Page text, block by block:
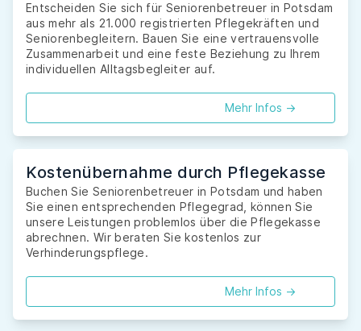
Entscheiden Sie sich für Seniorenbetreuer in Potsdam
aus mehr als 21.000 registrierten Pflegekräften und
Seniorenbegleitern. Bauen Sie eine vertrauensvolle
Zusammenarbeit und eine feste Beziehung zu Ihrem
individuellen Alltagsbegleiter auf.
Mehr Infos ->
Kostenübernahme durch Pflegekasse
Buchen Sie Seniorenbetreuer in Potsdam und haben
Sie einen entsprechenden Pflegegrad, können Sie
unsere Leistungen problemlos über die Pflegekasse
abrechnen. Wir beraten Sie kostenlos zur
Verhinderungspflege.
Mehr Infos ->